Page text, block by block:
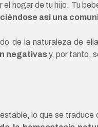
hogar de tu hijo. Tu
así una
de la naturaleza de
negativasy, por tanto,
lo que se